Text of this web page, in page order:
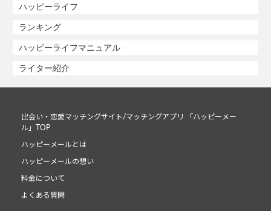
ハッピーライフ
ランキング
ハッピーライフマニュアル
ライター紹介
出会い・恋愛マッチングサイト/マッチングアプリ 「ハッピーメー
ル」TOP
ハッピーメールとは
ハッピーメールの想い
料金について
よくある質問